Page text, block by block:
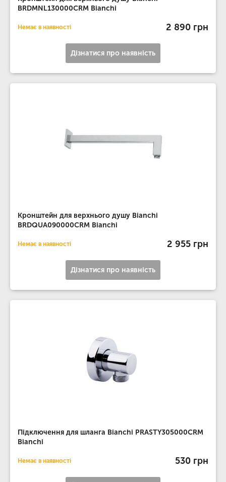
BRDMNL130000CRM Bianchi
Немає в наявності 2 890 грн
Дізнатися про наявність
Кронштейн для верхнього душу Bianchi
BRDQUA090000CRM Bianchi
Немає в наявності 2 955 грн
Дізнатися про наявність
Підключення для шланга Bianchi PRASTY305000CRM
Bianchi
Немає в наявності 530 грн